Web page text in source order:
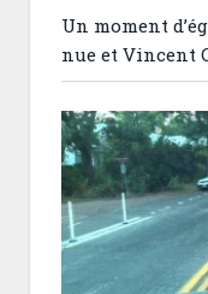
Un moment
nue et Vincent